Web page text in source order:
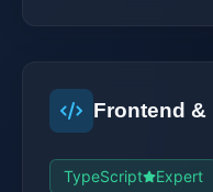
Frontend &
TypeScript Expert